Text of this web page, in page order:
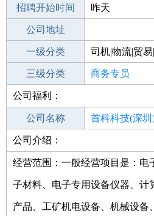
公司电话
招聘开始时间 昨天
招聘结束时间
公司地址
一级分类 司机|物流|贸
二级分类 贸易/采购
三级分类 商务专员
其他行业
公司福利：
公司名称 首科科技(深圳
公司类型
公司介绍：
经营范围：一般经营项目是：电
子材料、电子专用设备仪器、计
产品、工矿机电设备、机械设备